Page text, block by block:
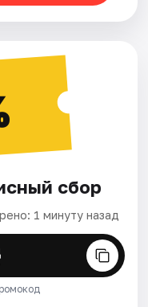
сбор
1 минуту назад